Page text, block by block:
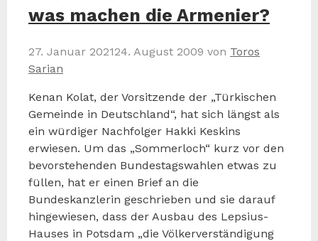
was machen die Armenier?
27. Januar 202124. August 2009 von Toros
Sarian
Kenan Kolat, der Vorsitzende der „Türkischen
Gemeinde in Deutschland“, hat sich längst als
ein würdiger Nachfolger Hakki Keskins
erwiesen. Um das „Sommerloch“ kurz vor den
bevorstehenden Bundestagswahlen etwas zu
füllen, hat er einen Brief an die
Bundeskanzlerin geschrieben und sie darauf
hingewiesen, dass der Ausbau des Lepsius-
Hauses in Potsdam „die Völkerverständigung